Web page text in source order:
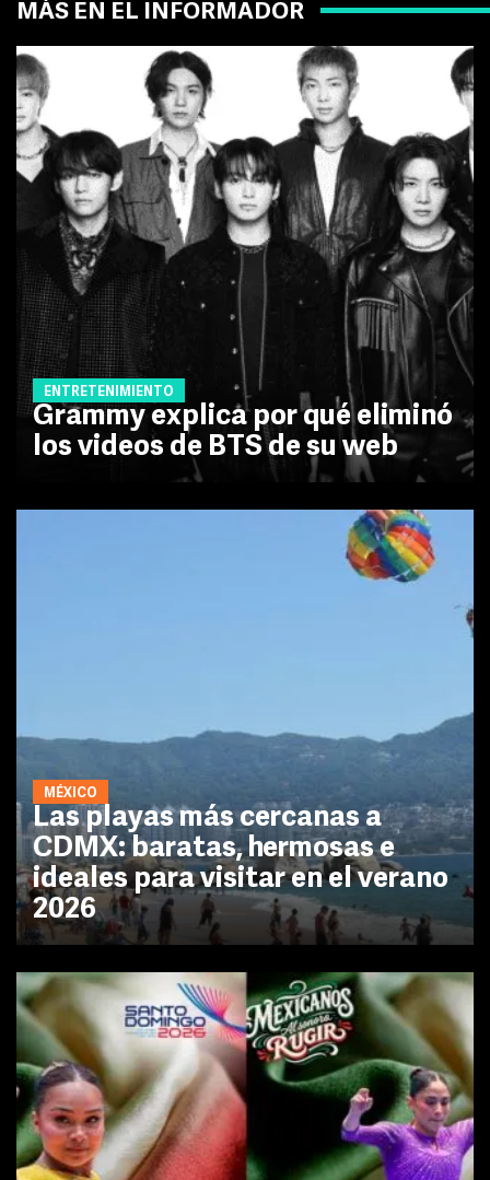
MÁS EN EL INFORMADOR
ENTRETENIMIENTO
Grammy explica por qué eliminó
los videos de BTS de su web
MÉXICO
Las playas más cercanas a
CDMX: baratas, hermosas e
ideales para visitar en el verano
2026